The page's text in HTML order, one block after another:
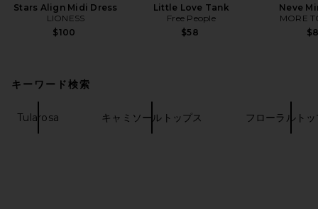
Stars Align Midi Dress
LIONESS
$100
Little Love Tank
Free People
$58
Neve
MORE
キーワード検索
Tularosa キャミソールトップス フローラルト